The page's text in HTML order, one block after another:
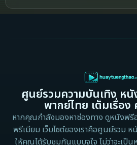
Detective สืบส
Disaster
Disney+
2002
1983
1962
ศูนย์รวมความบันเทิง ห
พากย์ไทย เต็มเรื่อ
หากคุณกำลังมองหาช่องทาง ดูหนังฟ
พรีเมียม เว็บไซต์ของเราคือศูนย์รวม
ให้คุณได้รับชมกันแบบจุใจ ไม่ว่าจะเป็น